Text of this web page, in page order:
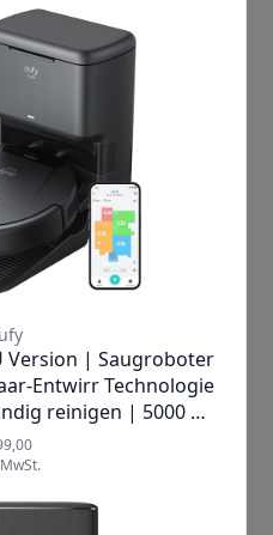
jederzeit Einblick in
– Bedienkomfort
Niveau. Die
3D MatrixEye™
scannt deine
Sekunde mit
und
werden 300.000
was eine
750-fache
gegenüber
bedeutet.
LiDAR-System
präzise3D-
und plant